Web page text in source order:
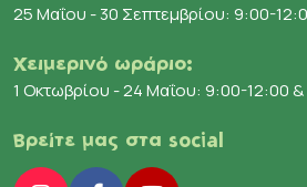
25 Μαΐου - 30 Σεπτεμβρίου: 9:00-
Χειμερινό ωράριο:
1 Οκτωβρίου - 24 Μαΐου: 9:00-12:00
Βρείτε μας στα social